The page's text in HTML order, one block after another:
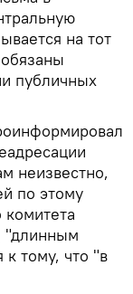
на тот
публичных
неизвестно,
по этому
"длинным
к тому, что "в